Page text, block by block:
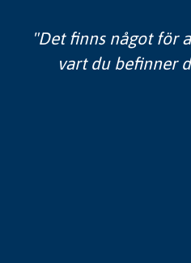
"Det finns något för
vart du befinner